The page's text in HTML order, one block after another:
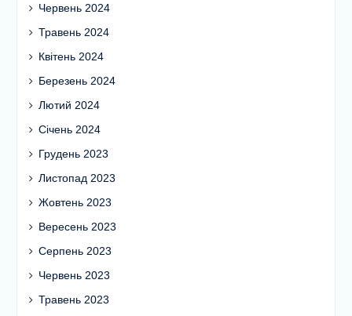
Червень 2024
Травень 2024
Квітень 2024
Березень 2024
Лютий 2024
Січень 2024
Грудень 2023
Листопад 2023
Жовтень 2023
Вересень 2023
Серпень 2023
Червень 2023
Травень 2023